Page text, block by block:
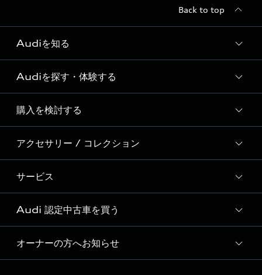
Back to top
Audiを知る
Audi ブランド
Story of Progress
Audi Sport
Formula 1®
デジタルサービス
Audiを探す・体験する
ディーラー検索
新車在庫検索
試乗車・展示車検索
見積り依頼
試乗予約
購入を検討する
モデル一覧
特別仕様モデル / 限定モデル
e-tronラインアップ
価格シミュレーション
車両比較
アクセサリー / コレクション
純正アクセサリー
オンラインショップ
Audi collection
アウディナビアプリ
サービス
サービス入庫予約
サービスプログラム
メンテナンス
Audi 認定中古車を買う
Audi認定中古車
オーナーの方へお知らせ